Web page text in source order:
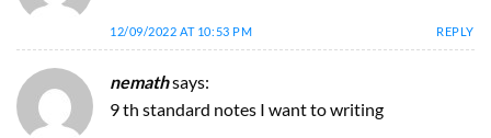
12/09/2022 AT 10:53 PM REPLY
nemathsays:
9 th standard notes I want to writing